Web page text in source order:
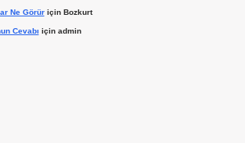
Ne Görüriçin Bozkurt
Cevabı için admin